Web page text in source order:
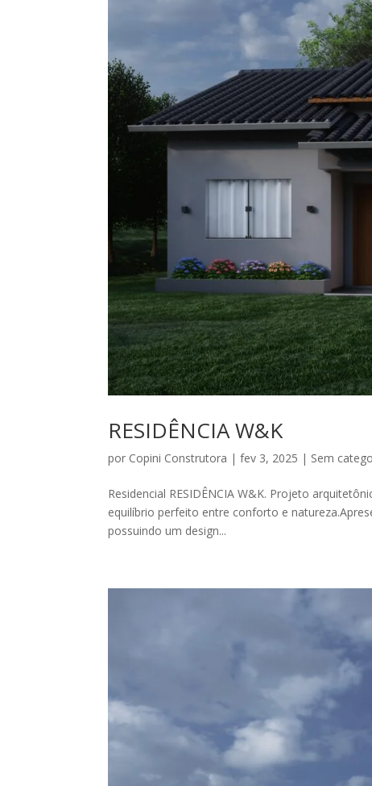
RESIDÊNCIA W&K
por Copini Construtora |fev 3, 2025 | Sem
Residencial RESIDÊNCIA W&K. Projeto
equilíbrio perfeito entre conforto e
possuindo um design...